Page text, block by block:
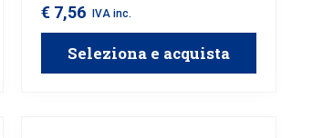
calcestruzzo, mattone pieno in
laterizio o silicato di calcio e pietra
€ 7,56 IVA inc.
Seleziona e acquista